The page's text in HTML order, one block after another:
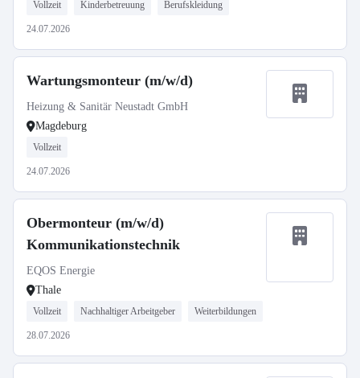
Vollzeit Kinderbetreuung Berufskleidung
24.07.2026
Wartungsmonteur (m/w/d)
Heizung & Sanitär Neustadt GmbH
Magdeburg
Vollzeit
24.07.2026
Obermonteur (m/w/d)
Kommunikationstechnik
EQOS Energie
Thale
Vollzeit Nachhaltiger Arbeitgeber Weiterbildungen
28.07.2026